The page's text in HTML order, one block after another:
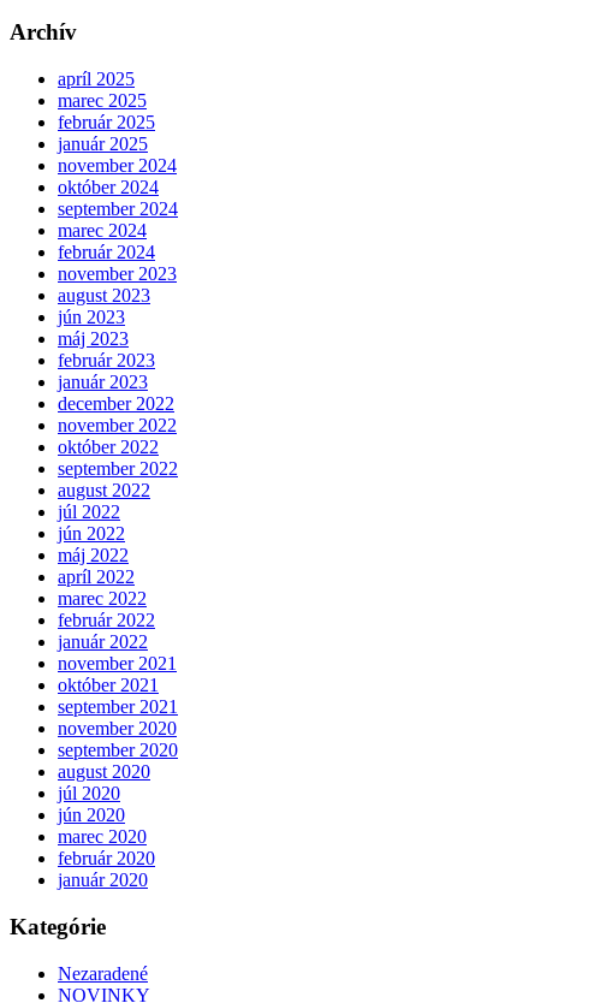
Archív
apríl 2025
marec 2025
február 2025
január 2025
november 2024
október 2024
september 2024
marec 2024
február 2024
november 2023
august 2023
jún 2023
máj 2023
február 2023
január 2023
december 2022
november 2022
október 2022
september 2022
august 2022
júl 2022
jún 2022
máj 2022
apríl 2022
marec 2022
február 2022
január 2022
november 2021
október 2021
september 2021
november 2020
september 2020
august 2020
júl 2020
jún 2020
marec 2020
február 2020
január 2020
Kategórie
Nezaradené
NOVINKY